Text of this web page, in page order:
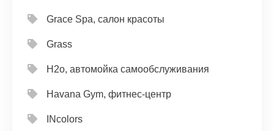
Grace Spa, салон красоты
Grass
H2o, автомойка самообслуживания
Havana Gym, фитнес-центр
INcolors